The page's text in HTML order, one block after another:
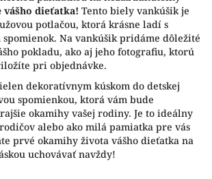
vášho dieťatka! Tento biely vankúšik je
potlačou, ktorá krásne ladí s
spomienok. Na vankúšik pridáme dôležité
pokladu, ako aj jeho fotografiu, ktorú
pri objednávke.
dekoratívnym kúskom do detskej
spomienkou, ktorá vám bude
okamihy vašej rodiny. Je to ideálny
alebo ako milá pamiatka pre vás
prvé okamihy života vášho dieťatka na
uchovávať navždy!